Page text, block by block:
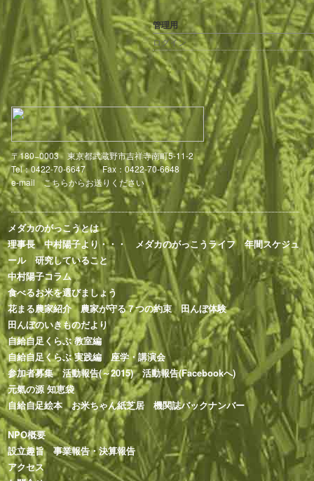
管理用
ログイン
〒180−0003 東京都武蔵野市吉祥寺南町5-11-2
Tel：0422-70-6647 Fax：0422-70-6648
e-mailこちらからお送りください
メダカのがっこうとは
理事長 中村陽子より・・・
メダカのがっこうライフ
年間スケジュ
ール
研究していること
中村陽子コラム
食べるお米を選びましょう
花まる農家紹介
農家が守る７つの約束
田んぼ体験
田んぼのいきものだより
自給自足くらぶ 教室編
自給自足くらぶ 実践編
座学・講演会
参加者募集
活動報告(～2015)
活動報告(Facebookへ)
元氣の源 知恵袋
自給自足絵本
お米ちゃん紙芝居 機関誌バックナンバー
NPO概要
設立趣旨
事業報告・決算報告
アクセス